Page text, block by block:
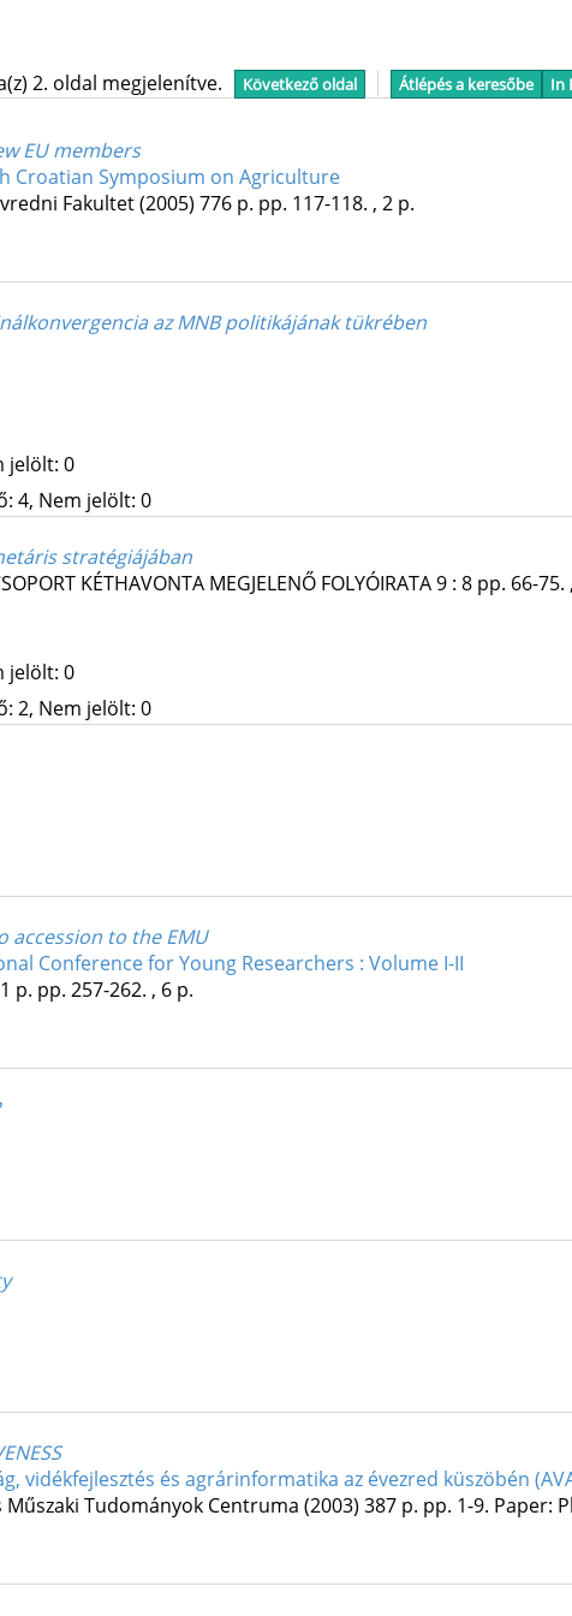
2. oldal megjelenítve. Következő oldal Átlépés a keresőbe In
EU members
Croatian Symposium on Agriculture
Fakultet(2005) 776 p. pp. 117-118. , 2 p.
az MNB politikájának tükrében
jelölt: 0
4, Nem jelölt: 0
stratégiájában
KÉTHAVONTA MEGJELENŐ FOLYÓIRATA9: 8 pp. 66-75.
jelölt: 0
2, Nem jelölt: 0
to the EMU
Conference for Young Researchers : Volume I-II
p. pp. 257-262. , 6 p.
vidékfejlesztés és agrárinformatika az évezred küszöbén
Tudományok Centruma (2003) 387 p. pp. 1-9. Paper: